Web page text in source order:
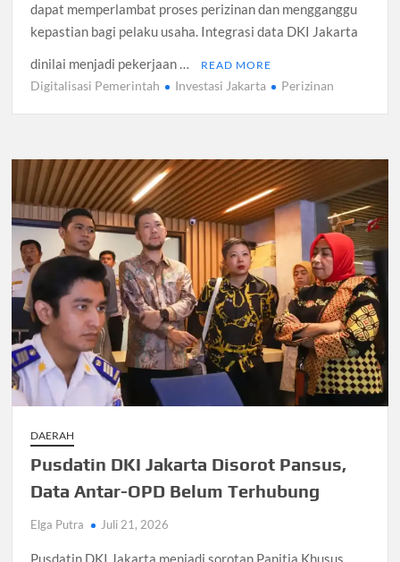
dapat memperlambat proses perizinan dan mengganggu
kepastian bagi pelaku usaha. Integrasi data DKI Jakarta
dinilai menjadi pekerjaan …
READ MORE
Digitalisasi Pemerintah Investasi Jakarta Perizinan
DAERAH
Pusdatin DKI Jakarta Disorot Pansus,
Data Antar-OPD Belum Terhubung
Elga Putra Juli 21, 2026
Pusdatin DKI Jakarta menjadi sorotan Panitia Khusus